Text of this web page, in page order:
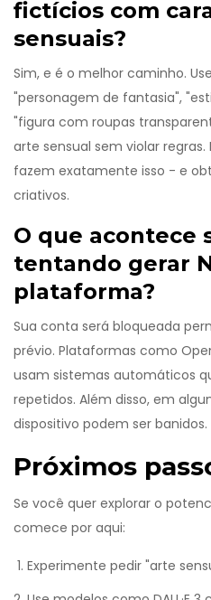
fictícios com
sensuais?
Sim, e é o melhor caminho.
"personagem de fantasia",
"figura com roupas
arte sensual sem violar
fazem exatamente isso - e
criativos.
O que acontece
tentando gerar
plataforma?
Sua conta será bloqueada
prévio. Plataformas como
usam sistemas automáticos
repetidos. Além disso, em
dispositivo podem ser
Próximos
Se você quer explorar o
comece por aqui:
Experimente pedir "arte